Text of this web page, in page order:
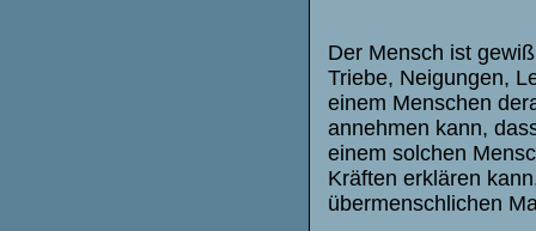
Der Mensch ist
Triebe, Neigungen,
einem Menschen
annehmen kann,
einem solchen
Kräften erklären
übermenschlichen